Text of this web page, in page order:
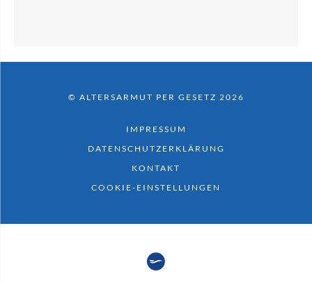
© ALTERSARMUT PER GESETZ 2026
IMPRESSUM
DATENSCHUTZERKLÄRUNG
KONTAKT
COOKIE-EINSTELLUNGEN